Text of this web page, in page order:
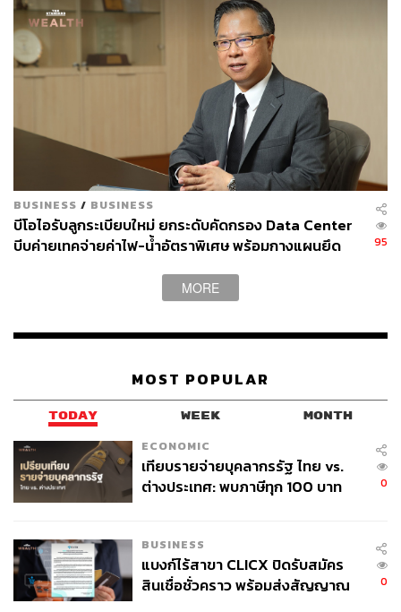
หนุนฟื้น ‘กองทุนรวมโครงสร้างพื้นฐาน’
ไพบูลย์ย้ำอีกว่า เพื่อเป็นการช่วยรัฐบาลแก้ปัญหาข้อจำกัด
ด้านหนี้สาธารณะที่อยู่ในระดับสูง ตลาดทุนได้เสนอให้ใช้
กองทุนโครงสร้างพื้นฐาน (Thailand Infrastructure Fund)
เป็นทางเลือกในการระดมทุน เพื่อสร้างโครงสร้างพื้นฐาน
ใหม่ๆ แทนการกู้ยืม พร้อมชี้ว่า กองทุนประเภทนี้มีความน่า
สนใจอยู่แล้ว เนื่องจากสามารถสร้างกระแสเงินสดและให้ผล
ตอบแทนที่คาดการณ์ได้
ผ่านแอปพลิเคชันต่างๆ ที่คุณสะดวกหรือใช้งานอยู่แล้วได้เลย
TAGS: TISA กระทรวงการคลัง
เอกนิติ นิติทัณฑ์ประภาศ
ตลาดทุน
ไพบูลย์ นลินทรางกูร
สันติธาร เสถียรไทย
Thai Individual Saving Account (TISA)
BUSINESS / BUSINESS
บีโอไอรับลูกระเบียบใหม่ ยกระดับคัดกรอง Data Center
บีบค่ายเทคจ่ายค่าไฟ-น้ำอัตราพิเศษ พร้อมกางแผนยึด
95
MORE
MOST POPULAR
TODAY WEEK MONTH
ECONOMIC
เทียบรายจ่ายบุคลากรรัฐ ไทย vs.
ต่างประเทศ: พบภาษีทุก 100 บาท
0
BUSINESS
แบงก์ไร้สาขา CLICX ปิดรับสมัคร
สินเชื่อชั่วคราว พร้อมส่งสัญญาณ
0